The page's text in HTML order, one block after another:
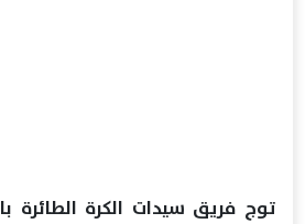
توج فريق سيدات الكرة الطائرة